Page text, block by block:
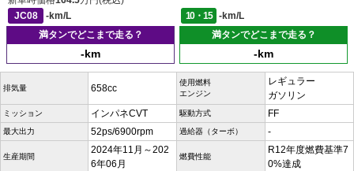
JC08
-km/L 10・15
-km/L
満タンでどこまで走る？
-km
満タンでどこまで走る？
-km
排気量 658cc
使用燃料
エンジン
レギュラー
ガソリン
ミッション インパネCVT 駆動方式 FF
最大出力 52ps/6900rpm 過給器（ターボ） -
生産期間
2024年11月～202
6年06月
燃費性能
R12年度燃費基準7
0%達成